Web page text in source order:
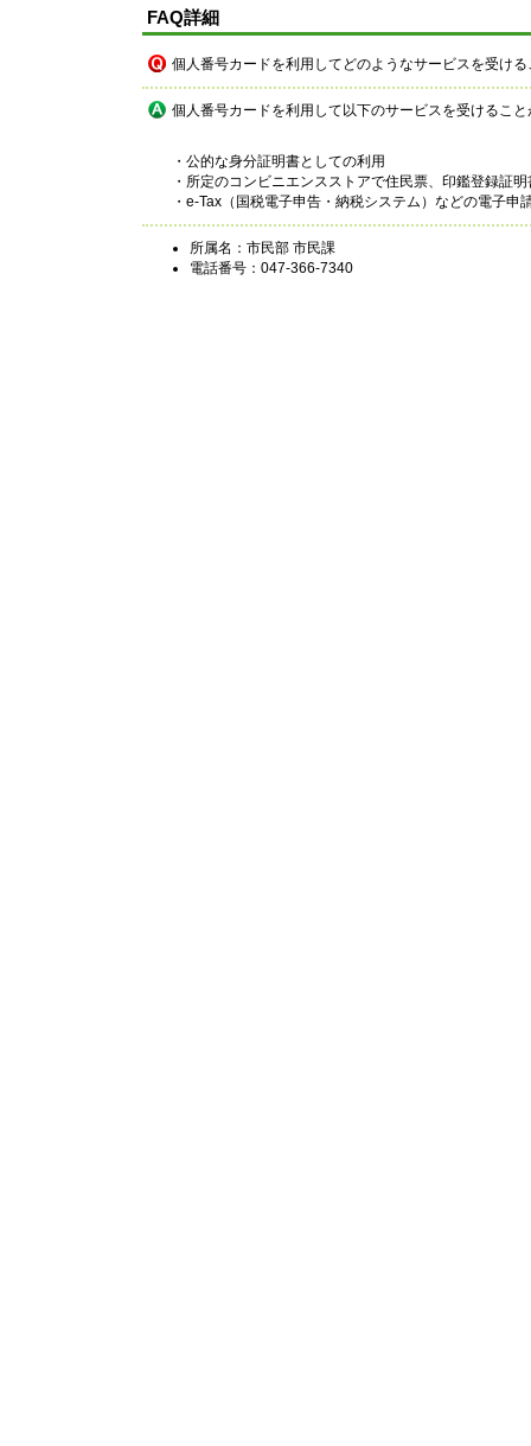
FAQ詳細
個人番号カードを利用してどのようなサービスを受け
個人番号カードを利用して以下のサービスを受けるこ
・公的な身分証明書としての利用
・所定のコンビニエンスストアで住民票、印鑑登録証
・e-Tax（国税電子申告・納税システム）などの電子申
所属名：市民部 市民課
電話番号：047-366-7340